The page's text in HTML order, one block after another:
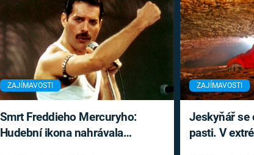
ZAJÍMAVOSTI
Smrt Freddieho Mercuryho:
Hudební ikona nahrávala
ZAJÍMAVOSTI
Jeskyňář se
pasti. V